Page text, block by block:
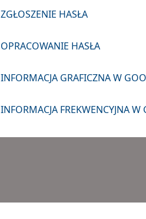
ZGŁOSZENIE HASŁA
OPRACOWANIE HASŁA
INFORMACJA GRAFICZNA W
INFORMACJA FREKWENCYJNA W